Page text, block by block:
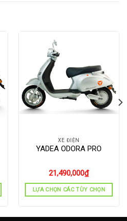
XE ĐIỆN
YADEA ODORA PRO
21,490,000₫
LỰA CHỌN CÁC TÙY CHỌN